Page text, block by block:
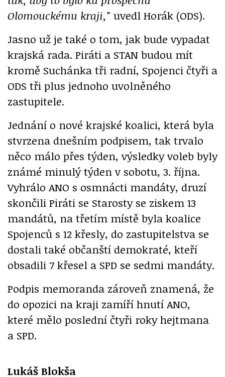
Olomouckému kraji," uvedl Horák (ODS).
Jasno už je také o tom, jak bude vypadat
krajská rada. Piráti a STAN budou mít
kromě Suchánka tři radní, Spojenci čtyři a
ODS tři plus jednoho uvolněného
zastupitele.
Jednání o nové krajské koalici, která byla
stvrzena dnešním podpisem, tak trvalo
něco málo přes týden, výsledky voleb byly
známé minulý týden v sobotu, 3. října.
Vyhrálo ANO s osmnácti mandáty, druzí
skončili Piráti se Starosty se ziskem 13
mandátů, na třetím místě byla koalice
Spojenců s 12 křesly, do zastupitelstva se
dostali také občanští demokraté, kteří
obsadili 7 křesel a SPD se sedmi mandáty.
Podpis memoranda zároveň znamená, že
do opozici na kraji zamíří hnutí ANO,
které mělo poslední čtyři roky hejtmana
a SPD.
Lukáš Blokša